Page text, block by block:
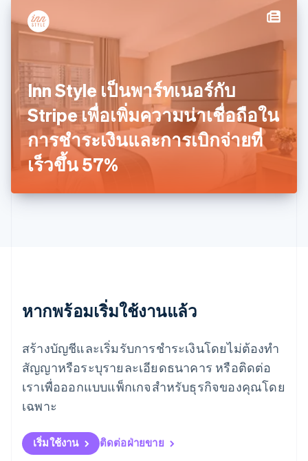
Inn Style เป็นพาร์ทเนอร์กับ
Stripe เพื่อเพิ่มความน่าเชื่อถือใน
การชำระเงินและการเบิกจ่ายที่
เร็วขึ้น 57%
หากพร้อมเริ่มใช้งานแล้ว
สร้างบัญชีและเริ่มรับการชำระเงินโดยไม่ต้องทำ
สัญญาหรือระบุรายละเอียดธนาคาร หรือติดต่อ
เราเพื่อออกแบบแพ็กเกจสำหรับธุรกิจของคุณโดย
เฉพาะ
เริ่มใช้งาน ติดต่อฝ่ายขาย
English
ฝรั่งเศส
English
ฟินแลนด์
English
มอลตา
English
มาเลเซีย
English简体中文
เม็กซิโก
Español English
ยิบรอลตาร์
เยอรมนี
English
ลิกเตนสไตน์
ลิทัวเนีย
English
สเปน
EspañolEnglish
English
EnglishItaliano
สวิตเซอร์แลนด์